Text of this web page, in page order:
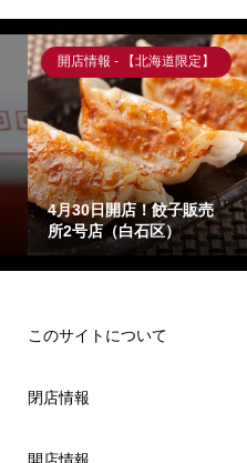
開店情報 - 【北海道限定】
4月30日開店！餃子販売
所2号店（白石区）
このサイトについて
閉店情報